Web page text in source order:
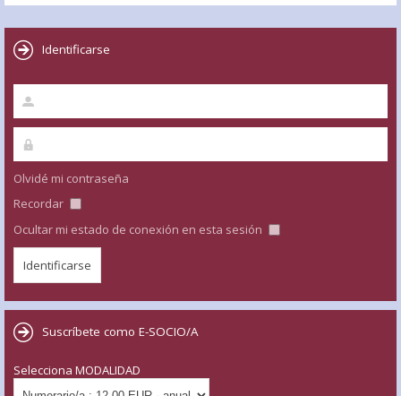
Identificarse
Olvidé mi contraseña
Recordar
Ocultar mi estado de conexión en esta sesión
Suscríbete como E-SOCIO/A
Selecciona MODALIDAD